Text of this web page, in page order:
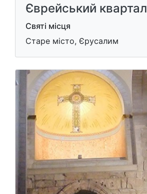
Єврейський квартал
Святі місця
Старе місто, Єрусалим